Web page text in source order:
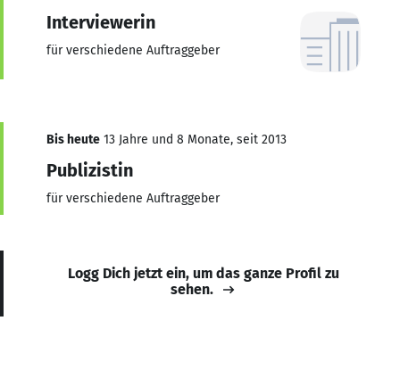
Interviewerin
für verschiedene Auftraggeber
Bis heute 13 Jahre und 8 Monate, seit 2013
Publizistin
für verschiedene Auftraggeber
Logg Dich jetzt ein, um das ganze Profil zu
sehen.